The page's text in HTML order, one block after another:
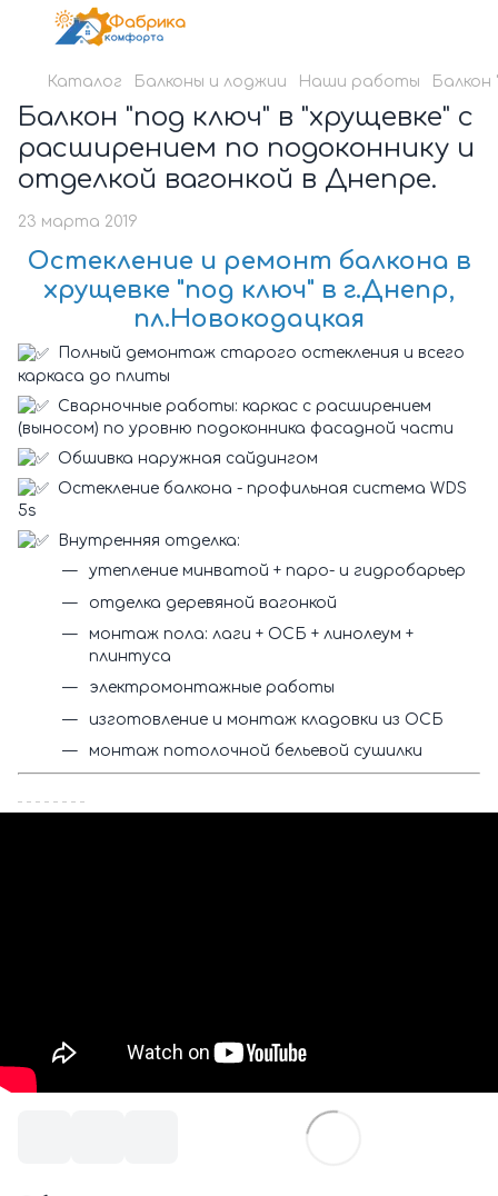
Каталог Балконы и лоджии Наши работы Балкон
Балкон "под ключ" в "хрущевке" с
расширением по подоконнику и
отделкой вагонкой в ​​Днепре.
23 марта 2019
Остекление и ремонт балкона в
хрущевке "под ключ" в г.Днепр,
пл.Новокодацкая
Полный демонтаж старого остекления и всего
каркаса до плиты
Сварночные работы: каркас с расширением
(выносом) по уровню подоконника фасадной части
Обшивка наружная сайдингом
Остекление балкона - профильная система WDS
5s
Внутренняя отделка:
утепление минватой + паро- и гидробарьер
отделка деревяной вагонкой
монтаж пола: лаги + ОСБ + линолеум +
плинтуса
электромонтажные работы
изготовление и монтаж кладовки из ОСБ
монтаж потолочной бельевой сушилки